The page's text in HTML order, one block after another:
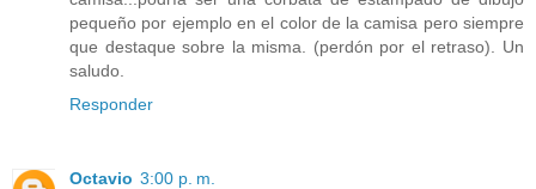
pequeño por ejemplo en el color de la camisa pero siempre
que destaque sobre la misma. (perdón por el retraso). Un
saludo.
Responder
Octavio 3:00 p. m.